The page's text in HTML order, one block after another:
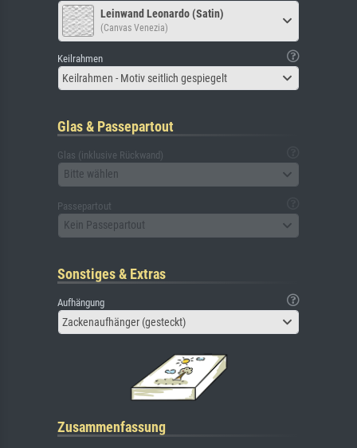
Leinwand Leonardo (Satin)
(Canvas Venezia)
Keilrahmen
Keilrahmen - Motiv seitlich gespiegelt
Glas & Passepartout
Glas (inklusive Rückwand)
Bitte wählen
Passepartout
Kein Passepartout
Sonstiges & Extras
Aufhängung
Zackenaufhänger (gesteckt)
Zusammenfassung